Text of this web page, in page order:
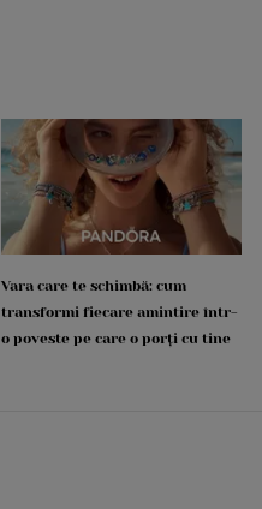
Vara care te schimbă: cum
transformi fiecare amintire într-
o poveste pe care o porți cu tine